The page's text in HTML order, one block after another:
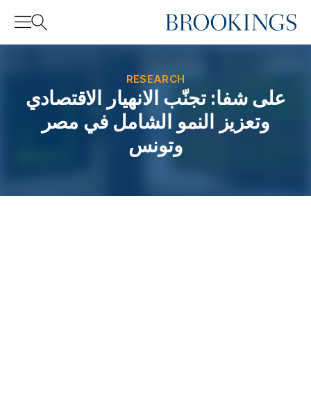
Home
Search
RESEARCH
على شفا: تجنّب الانهيار الاقتصادي
وتعزيز النمو الشامل في مصر
وتونس